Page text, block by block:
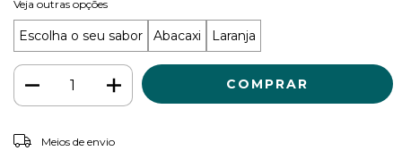
Veja outras opções
Escolha o seu sabor Abacaxi Laranja
Entregas para o CEP:
Meios de envio